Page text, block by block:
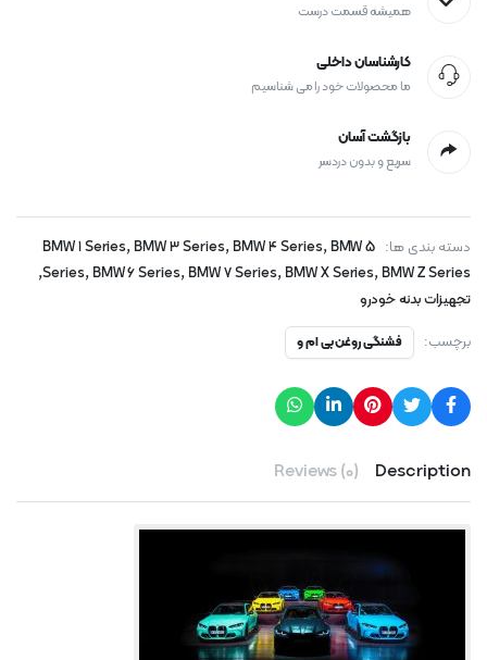
همیشه قسمت درست
کارشناسان داخلی
ما محصولات خود را می شناسیم
بازگشت آسان
سریع و بدون دردسر
دسته بندی ها: BMW 1 Series, BMW 3 Series, BMW 4 Series, BMW 5
Series, BMW 6 Series, BMW 7 Series, BMW X Series, BMW Z Series
,
تجهیزات بدنه خودرو
برچسب:
فشنگی روغن بی ام و
Description
Reviews (0)